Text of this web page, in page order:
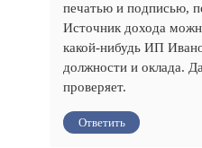
печатью и подписью,
Источник дохода
какой-нибудь ИП
должности и оклада.
проверяет.
Ответить